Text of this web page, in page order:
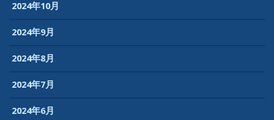
2024年10月
2024年9月
2024年8月
2024年7月
2024年6月